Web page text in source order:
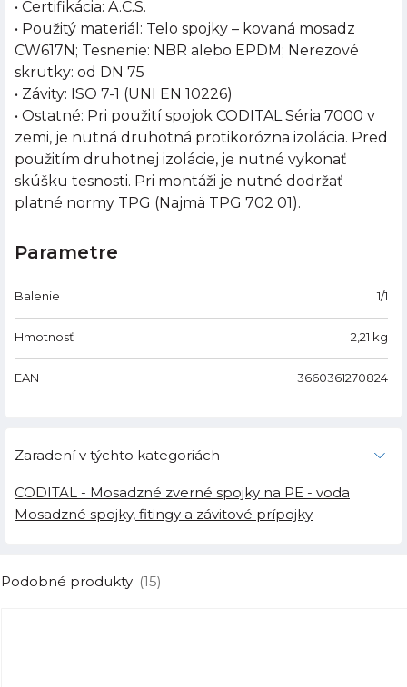
• Certifikácia: A.C.S.
• Použitý materiál: Telo spojky – kovaná mosadz
CW617N; Tesnenie: NBR alebo EPDM; Nerezové
skrutky: od DN 75
• Závity: ISO 7-1 (UNI EN 10226)
• Ostatné: Pri použití spojok CODITAL Séria 7000 v
zemi, je nutná druhotná protikorózna izolácia. Pred
použitím druhotnej izolácie, je nutné vykonať
skúšku tesnosti. Pri montáži je nutné dodržať
platné normy TPG (Najmä TPG 702 01).
Parametre
Balenie 1/1
Hmotnosť 2,21 kg
EAN 3660361270824
Zaradení v týchto kategoriách
CODITAL - Mosadzné zverné spojky na PE - voda
Mosadzné spojky, fitingy a závitové prípojky
Podobné produkty (15)